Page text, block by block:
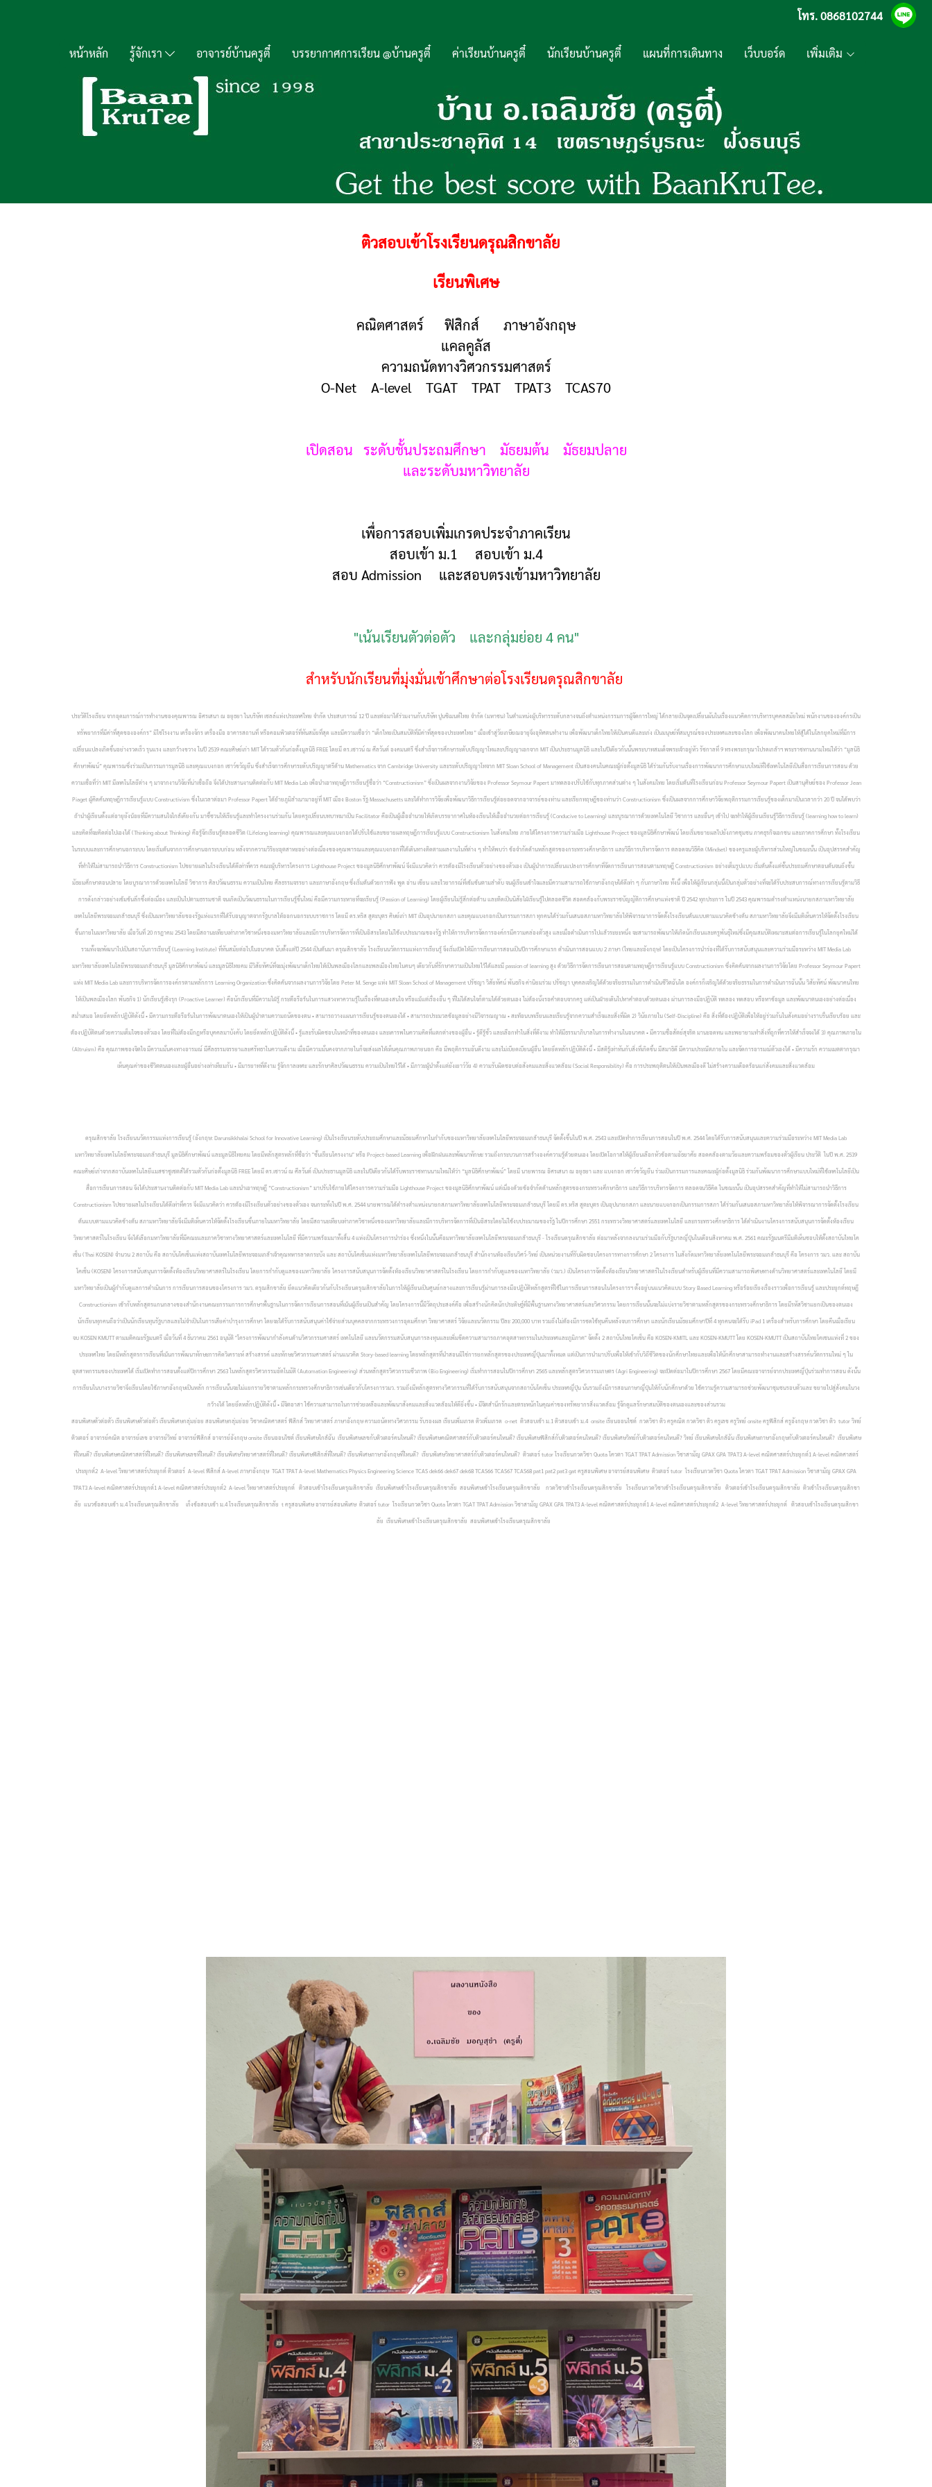
โทร.0868102744
หน้าหลัก รู้จักเรา อาจารย์บ้านครูตี๋ บรรยากาศการเรียน @บ้านครูตี๋ ค่าเรียนบ้านครูตี๋ นักเรียนบ้านครูตี๋ แผนที่การเดินทาง เว็บบอร์ด เพิ่มเติม
ติวสอบเข้าโรงเรียนดรุณสิกขาลัย
เรียนพิเศษ
คณิตศาสตร์ ฟิสิกส์ ภาษาอังกฤษ
แคลคูลัส
ความถนัดทางวิศวกรรมศาสตร์
O-Net A-level TGAT TPAT TPAT3 TCAS70
เปิดสอน ระดับชั้นประถมศึกษา มัธยมต้น มัธยมปลาย
และระดับมหาวิทยาลัย
เพื่อการสอบเพิ่มเกรดประจำภาคเรียน
สอบเข้า ม.1 สอบเข้า ม.4
สอบ Admission และสอบตรงเข้ามหาวิทยาลัย
"เน้นเรียนตัวต่อตัว และกลุ่มย่อย 4 คน"
สำหรับนักเรียนที่มุ่งมั่นเข้าศึกษาต่อโรงเรียนดรุณสิกขาลัย
ประวัติโรงเรียน จากอุดมการณ์การทำงานของคุณพารณ อิศรเสนา ณ อยุธยา ในบริษัท เชลล์แห่งประเทศไทย จำกัด ประสบการณ์ 12 ปี และต่อมาได้ร่วมงานกับบริษัท ปูนซิเมนต์ไทย จำกัด (มหาชน) ในตำแหน่งผู้บริหารระดับกลางจนถึงตำแหน่งกรรมการผู้จัดการใหญ่ ได้กลายเป็นจุดเปลี่ยนผันในเรื่องแนวคิดการบริหารบุคคลสมัยใหม่ พนักงานขององค์กรเป็น
ทรัพยากรที่มีค่าที่สุดขององค์กร” มิใช่โรงงาน เครื่องจักร เครื่องมือ อาคารสถานที่ หรือคอมพิวเตอร์ที่ทันสมัยที่สุด และมีความเชื่อว่า “เด็กไทยเป็นสมบัติที่มีค่าที่สุดของประเทศไทย” เมื่อเข้าสู่วัยเกษียณอายุจึงอุทิศตนทำงาน เพื่อพัฒนาเด็กไทยให้เป็นคนดีและเก่ง เป็นมนุษย์ที่สมบูรณ์ของประเทศและของโลก เพื่อพัฒนาคนไทยให้สู้ได้ในโลกยุคใหม่ที่มีการ
เปลี่ยนแปลงเกิดขึ้นอย่างรวดเร็ว รุนแรง และกว้างขวาง ในปี 2539 คณะศิษย์เก่า MIT ได้รวมตัวกันก่อตั้งมูลนิธิ FREE โดยมี ดร.เชาวน์ ณ ศีลวันต์ องคมนตรี ซึ่งสำเร็จการศึกษาระดับปริญญาโทและปริญญาเอกจาก MIT เป็นประธานมูลนิธิ และในปีเดียวกันนั้นพระบาทสมเด็จพระเจ้าอยู่หัว รัชกาลที่ 9 ทรงพระกรุณาโปรดเกล้าฯ พระราชทานนามใหม่ให้ว่า “มูลนิธิ
ศึกษาพัฒน์” คุณพารณซึ่งร่วมเป็นกรรมการมูลนิธิ และคุณแบงกอก เชาว์ขวัญยืน ซึ่งสำเร็จการศึกษาระดับปริญญาตรีด้าน Mathematics จาก Cambridge University และระดับปริญญาโทจาก MIT Sloan School of Management เป็นสองคนในคณะผู้ก่อตั้งมูลนิธิ ได้ร่วมกันรับงานเรื่องการพัฒนาการศึกษาแบบใหม่ที่ใช้เทคโนโลยีเป็นสื่อการเรียนการสอน ด้วย
ความเชื่อที่ว่า MIT มีเทคโนโลยีต่าง ๆ มาจากงานวิจัยที่น่าเชื่อถือ จึงได้ประสานงานติดต่อกับ MIT Media Lab เพื่อนำเอาทฤษฎีการเรียนรู้ชื่อว่า “Constructionism” ซึ่งเป็นผลจากงานวิจัยของ Professor Seymour Papert มาทดลองปรับใช้กับทุกภาคส่วนต่าง ๆ ในสังคมไทย โดยเริ่มต้นที่โรงเรียนก่อน Professor Seymour Papert เป็นสานุศิษย์ของ Professor Jean
Piaget ผู้คิดค้นทฤษฎีการเรียนรู้แบบ Constructivism ซึ่งในเวลาต่อมา Professor Papert ได้ย้ายภูมิลำเนามาอยู่ที่ MIT เมือง Boston รัฐ Massachusetts และได้ทำการวิจัยเพื่อพัฒนาวิธีการเรียนรู้ต่อยอดจากอาจารย์ของท่าน และเรียกทฤษฎีของท่านว่า Constructionism ซึ่งเป็นผลจากการศึกษาวิจัยพฤติกรรมการเรียนรู้ของเด็กมาเป็นเวลากว่า 20 ปี จนได้พบว่า
ถ้านำผู้เรียนตั้งแต่อายุยังน้อยที่มีความสนใจใกล้เคียงกัน มาชี้ชวนให้เรียนรู้และทำโครงงานร่วมกัน โดยครูเปลี่ยนบทบาทมาเป็น Facilitator คือเป็นผู้เอื้ออำนวยให้เกิดบรรยากาศในห้องเรียนให้เอื้ออำนวยต่อการเรียนรู้ (Conducive to Learning) และบูรณาการด้วยเทคโนโลยี วิชาการ และอื่นๆ เข้าไป จะทำให้ผู้เรียนเรียนรู้วิธีการเรียนรู้ (learning how to learn)
และคิดที่จะคิดต่อไปเองได้ (Thinking about Thinking) คือรู้จักเรียนรู้ตลอดชีวิต (Lifelong learning) คุณพารณและคุณแบงกอกได้ปรับใช้และขยายผลทฤษฎีการเรียนรู้แบบ Constructionism ในสังคมไทย ภายใต้โครงการความร่วมมือ Lighthouse Project ของมูลนิธิศึกษาพัฒน์ โดยเริ่มขยายผลไปยังภาคชุมชน ภาคธุรกิจเอกชน และภาคการศึกษา ทั้งโรงเรียน
ในระบบและการศึกษานอกระบบ โดยเริ่มต้นจากการศึกษานอกระบบก่อน หลังจากความวิริยะอุตสาหะอย่างต่อเนื่องของคุณพารณและคุณแบงกอกที่ได้เดินทางติดตามผลงานในที่ต่าง ๆ ทำให้พบว่า ข้อจำกัดด้านหลักสูตรของกระทรวงศึกษาธิการ และวิธีการบริหารจัดการ ตลอดจนวิธีคิด (Mindset) ของครูและผู้บริหารส่วนใหญ่ในขณะนั้น เป็นอุปสรรคสำคัญ
ที่ทำให้ไม่สามารถนำวิธีการ Constructionism ไปขยายผลในโรงเรียนได้ดีเท่าที่ควร คณะผู้บริหารโครงการ Lighthouse Project ของมูลนิธิศึกษาพัฒน์ จึงมีแนวคิดว่า ควรต้องมีโรงเรียนตัวอย่างของตัวเอง เป็นผู้นำการเปลี่ยนแปลงการศึกษาที่จัดการเรียนการสอนตามทฤษฎี Constructionism อย่างเต็มรูปแบบ เริ่มต้นตั้งแต่ชั้นประถมศึกษาตอนต้นจนถึงชั้น
มัธยมศึกษาตอนปลาย โดยบูรณาการด้วยเทคโนโลยี วิชาการ ศิลปวัฒนธรรม ความเป็นไทย ศีลธรรมจรรยา และภาษาอังกฤษ ซึ่งเริ่มต้นด้วยการฟัง พูด อ่าน เขียน และไวยากรณ์ที่เข้มข้นตามลำดับ จนผู้เรียนเข้าใจและมีความสามารถใช้ภาษาอังกฤษได้ดีเท่า ๆ กับภาษาไทย ทั้งนี้ เพื่อให้ผู้เรียนกลุ่มนี้เป็นกลุ่มตัวอย่างที่จะได้รับประสบการณ์ทางการเรียนรู้ตามวิธี
การดังกล่าวอย่างเข้มข้นลึกซึ้งต่อเนื่อง และเป็นไปตามธรรมชาติ จนเกิดเป็นวัฒนธรรมในการเรียนรู้ขึ้นใหม่ คือมีความกระหายที่จะเรียนรู้ (Passion of Learning) โดยผู้เรียนไม่รู้สึกต่อต้าน และติดเป็นนิสัยใฝ่เรียนรู้ไปตลอดชีวิต สอดคล้องกับพระราชบัญญัติการศึกษาแห่งชาติ ปี 2542 ทุกประการ ในปี 2543 คุณพารณดำรงตำแหน่งนายกสภามหาวิทยาลัย
เทคโนโลยีพระจอมเกล้าธนบุรี ซึ่งเป็นมหาวิทยาลัยของรัฐแห่งแรกที่ได้รับอนุญาตจากรัฐบาลให้ออกนอกระบบราชการ โดยมี ดร.หริส สูตะบุตร ศิษย์เก่า MIT เป็นอุปนายกสภา และคุณแบงกอกเป็นกรรมการสภา ทุกคนได้ร่วมกันเสนอสภามหาวิทยาลัยให้พิจารณาการจัดตั้งโรงเรียนต้นแบบตามแนวคิดข้างต้น สภามหาวิทยาลัยจึงมีมติเห็นควรให้จัดตั้งโรงเรียน
ขึ้นภายในมหาวิทยาลัย เมื่อวันที่ 20 กรฎาคม 2543 โดยมีสถานะเทียบเท่าภาควิชาหนึ่งของมหาวิทยาลัยและมีการบริหารจัดการที่เป็นอิสระโดยไม่ใช้งบประมาณของรัฐ ทำให้การบริหารจัดการองค์กรมีความคล่องตัวสูง และเมื่อดำเนินการไปแล้วระยะหนึ่ง จะสามารถพัฒนาให้เกิดนักเรียนและครูพันธุ์ใหม่ซึ่งมีคุณสมบัติเหมาะสมต่อการเรียนรู้ในโลกยุคใหม่ได้
รวมทั้งจะพัฒนาไปเป็นสถาบันการเรียนรู้ (Learning Institute) ที่ทันสมัยต่อไปในอนาคต นับตั้งแต่ปี 2544 เป็นต้นมา ดรุณสิกขาลัย โรงเรียนนวัตกรรมแห่งการเรียนรู้ จึงเริ่มเปิดให้มีการเรียนการสอนเป็นปีการศึกษาแรก ดำเนินการสอนแบบ 2 ภาษา (ไทยและอังกฤษ) โดยเป็นโครงการนำร่องที่ได้รับการสนับสนุนและความร่วมมือระหว่าง MIT Media Lab
มหาวิทยาลัยเทคโนโลยีพระจอมเกล้าธนบุรี มูลนิธิศึกษาพัฒน์ และมูลนิธิไทยคม มีวิสัยทัศน์ที่จะมุ่งพัฒนาเด็กไทยให้เป็นพลเมืองโลกและพลเมืองไทยในคนๆ เดียวกันที่รักษาความเป็นไทยไว้ได้และมี passion of learning สูง ด้วยวิธีการจัดการเรียนการสอนตามทฤษฎีการเรียนรู้แบบ Constructionism ซึ่งคิดค้นจากผลงานการวิจัยโดย Professor Seymour Papert
แห่ง MIT Media Lab และการบริหารจัดการองค์กรตามหลักการ Learning Organization ซึ่งคิดค้นจากผลงานการวิจัยโดย Peter M. Senge แห่ง MIT Sloan School of Managementปรัชญา วิสัยทัศน์ พันธกิจ ค่านิยมร่วม ปรัชญา บุคคลเจริญได้ด้วยจริยธรรมในการดำเนินชีวิตฉันใด องค์กรก็เจริญได้ด้วยจริยธรรมในการดำเนินการฉันนั้น วิสัยทัศน์ พัฒนาคนไทย
ให้เป็นพลเมืองโลก พันธกิจ 1) นักเรียนรู้เชิงรุก (Proactive Learner) คือนักเรียนที่มีความใฝ่รู้ กระตือรือร้นในการแสวงหาความรู้ในเรื่องที่ตนเองสนใจ หรือแม้แต่เรื่องอื่น ๆ ที่ไม่ได้สนใจก็ตามได้ด้วยตนเอง ไม่ต้องนั่งรอคำตอบจากครู แต่เป็นฝ่ายเดินไปหาคำตอบด้วยตนเอง ผ่านการลงมือปฏิบัติ ทดลอง ทดสอบ หรือหาข้อมูล และพัฒนาตนเองอย่างต่อเนื่อง
สม่ำเสมอ โดยยึดหลักปฏิบัติดังนี้ • มีความกระตือรือร้นในการพัฒนาตนเองให้เป็นผู้นำตามความถนัดของตน • สามารถวางแผนการเรียนรู้ของตนเองได้ • สามารถประมวลข้อมูลอย่างมีวิจารณญาณ • สะท้อนบทเรียนและเรียนรู้จากความสำเร็จและสิ่งที่ผิด 2) วินัยภายใน (Self-Discipline) คือ สิ่งที่ต้องปฏิบัติเพื่อให้อยู่ร่วมกันในสังคมอย่างราบรื่นเรียบร้อย และ
ต้องปฏิบัติตนด้วยความเต็มใจของตัวเอง โดยที่ไม่ต้องมีกฎหรือบุคคลมาบังคับ โดยยึดหลักปฏิบัติดังนี้ • รู้และรับผิดชอบในหน้าที่ของตนเอง และเคารพในความคิดที่แตกต่างของผู้อื่น • รู้ดีรู้ชั่ว และเลือกทำในสิ่งที่ดีงาม ทำให้มีธรรมาภิบาลในการทำงานในอนาคต • มีความซื่อสัตย์สุจริต มานะอดทน และพยายามทำสิ่งที่ถูกที่ควรให้สำเร็จจงได้ 3) คุณภาพภายใน
(Altruism) คือ คุณภาพของจิตใจ มีความมั่นคงทางอารมณ์ มีศีลธรรมจรรยาและศรัทธาในความดีงาม เมื่อมีความมั่นคงจากภายในก็จะส่งผลให้เห็นคุณภาพภายนอก คือ มีพฤติกรรมอันดีงาม และไม่เบียดเบียนผู้อื่น โดยยึดหลักปฏิบัติดังนี้ • มีสติรู้เท่าทันกับสิ่งที่เกิดขึ้น มีสมาธิดี มีความประณีตภายใน และจัดการอารมณ์ตัวเองได้ • มีความรัก ความเมตตากรุณา
เห็นคุณค่าของชีวิตตนเองและผู้อื่นอย่างเท่าเทียมกัน • มีมารยาทที่ดีงาม รู้จักกาลเทศะ และรักษาศิลปวัฒนธรรม ความเป็นไทยไว้ได้ • มีภาวะผู้นำตั้งแต่ยังเยาว์วัย 4) ความรับผิดชอบต่อสังคมและสิ่งแวดล้อม (Social Responsibility) คือ การประพฤติตนให้เป็นพลเมืองดี ไม่สร้างความเดือดร้อนแก่สังคมและสิ่งแวดล้อม
ดรุณสิกขาลัย โรงเรียนนวัตกรรมแห่งการเรียนรู้ (อังกฤษ: Darunsikkhalai School for Innovative Learning) เป็นโรงเรียนระดับประถมศึกษาและมัธยมศึกษาในกำกับของมหาวิทยาลัยเทคโนโลยีพระจอมเกล้าธนบุรี จัดตั้งขึ้นในปี พ.ศ. 2543 และเปิดทำการเรียนการสอนในปี พ.ศ. 2544 โดยได้รับการสนับสนุนและความร่วมมือระหว่าง MIT Media Lab
มหาวิทยาลัยเทคโนโลยีพระจอมเกล้าธนบุรี มูลนิธิศึกษาพัฒน์ และมูลนิธิไทยคม โดยมีหลักสูตรหลักที่ชื่อว่า "ชั้นเรียนโครงงาน" หรือ Project-based Learning เพื่อฝึกฝนและพัฒนาทักษะ รวมถึงกระบวนการสร้างองค์ความรู้ด้วยตนเอง โดยเปิดโอกาสให้ผู้เรียนเลือกหัวข้อตามอัธยาศัย สอดคล้องตามวัยและความพร้อมของตัวผู้เรียนประวัติ ในปี พ.ศ. 2539
คณะศิษย์เก่าจากสถาบันเทคโนโลยีแมสซาชูเซตส์ได้รวมตัวกันก่อตั้งมูลนิธิ FREE โดยมี ดร.เชาวน์ ณ ศีลวันต์ เป็นประธานมูลนิธิ และในปีเดียวกันได้รับพระราชทานนามใหม่ให้ว่า “มูลนิธิศึกษาพัฒน์” โดยมี นายพารณ อิศรเสนา ณ อยุธยา และ แบงกอก เชาว์ขวัญยืน ร่วมเป็นกรรมการและคณะผู้ก่อตั้งมูลนิธิ ร่วมกันพัฒนาการศึกษาแบบใหม่ที่ใช้เทคโนโลยีเป็น
สื่อการเรียนการสอน จึงได้ประสานงานติดต่อกับ MIT Media Lab และนำเอาทฤษฎี “Constructionism” มาปรับใช้ภายใต้โครงการความร่วมมือ Lighthouse Project ของมูลนิธิศึกษาพัฒน์ แต่เนื่องด้วยข้อจำกัดด้านหลักสูตรของกระทรวงศึกษาธิการ และวิธีการบริหารจัดการ ตลอดจนวิธีคิด ในขณะนั้น เป็นอุปสรรคสำคัญที่ทำให้ไม่สามารถนำวิธีการ
Constructionism ไปขยายผลในโรงเรียนได้ดีเท่าที่ควร จึงมีแนวคิดว่า ควรต้องมีโรงเรียนตัวอย่างของตัวเอง จนกระทั่งในปี พ.ศ. 2544 นายพารณได้ดำรงตำแหน่งนายกสภามหาวิทยาลัยเทคโนโลยีพระจอมเกล้าธนบุรี โดยมี ดร.หริส สูตะบุตร เป็นอุปนายกสภา และนายแบงกอกเป็นกรรมการสภา ได้ร่วมกันเสนอสภามหาวิทยาลัยให้พิจารณาการจัดตั้งโรงเรียน
ต้นแบบตามแนวคิดข้างต้น สภามหาวิทยาลัยจึงมีมติเห็นควรให้จัดตั้งโรงเรียนขึ้นภายในมหาวิทยาลัย โดยมีสถานะเทียบเท่าภาควิชาหนึ่งของมหาวิทยาลัยและมีการบริหารจัดการที่เป็นอิสระโดยไม่ใช้งบประมาณของรัฐ ในปีการศึกษา 2551 กระทรวงวิทยาศาสตร์และเทคโนโลยี และกระทรวงศึกษาธิการ ได้ดำเนินงานโครงการสนับสนุนการจัดตั้งห้องเรียน
วิทยาศาสตร์ในโรงเรียน จึงได้เลือกมหาวิทยาลัยที่มีคณะและภาควิชาทางวิทยาศาสตร์และเทคโนโลยี ที่มีความพร้อมมาทั้งสิ้น 4 แห่งเป็นโครงการนำร่อง ซึ่งหนึ่งในนั้นคือมหาวิทยาลัยเทคโนโลยีพระจอมเกล้าธนบุรี - โรงเรียนดรุณสิกขาลัย ต่อมาหลังจากลงนามร่วมมือกับรัฐบาลญี่ปุ่นในเดือนสิงหาคม พ.ศ. 2561 คณะรัฐมนตรีมีมติเห็นชอบให้ตั้งสถาบันไทยโค
เซ็น (Thai KOSEN) จำนวน 2 สถาบัน คือ สถาบันโคเซ็นแห่งสถาบันเทคโนโลยีพระจอมเกล้าเจ้าคุณทหารลาดกระบัง และ สถาบันโคเซ็นแห่งมหาวิทยาลัยเทคโนโลยีพระจอมเกล้าธนบุรีสำนักงานห้องเรียนวิศว์-วิทย์ เป็นหน่วยงานที่รับผิดชอบโครงการทางการศึกษา 2 โครงการ ในสังกัดมหาวิทยาลัยเทคโนโลยีพระจอมเกล้าธนบุรี คือ โครงการ วมว. และ สถาบัน
โคเซ็น (KOSEN) โครงการสนับสนุนการจัดตั้งห้องเรียนวิทยาศาสตร์ในโรงเรียน โดยการกำกับดูแลของมหาวิทยาลัย โครงการสนับสนุนการจัดตั้งห้องเรียนวิทยาศาสตร์ในโรงเรียน โดยการกำกับดูแลของมหาวิทยาลัย (วมว.) เป็นโครงการจัดตั้งห้องเรียนวิทยาศาสตร์ในโรงเรียนสำหรับผู้เรียนที่มีความสามารถพิเศษทางด้านวิทยาศาสตร์และเทคโนโลยี โดยมี
มหาวิทยาลัยเป็นผู้กำกับดูแลการดำเนินการ การเรียนการสอนของโครงการ วมว. ดรุณสิกขาลัย ยึดแนวคิดเดียวกันกับโรงเรียนดรุณสิกขาลัยในการให้ผู้เรียนเป็นศูนย์กลางและการเรียนรู้ผ่านการลงมือปฏิบัติหลักสูตรที่ใช้ในการเรียนการสอนในโครงการฯ ตั้งอยู่บนแนวคิดแบบ Story Based Learning หรือร้อยเรียงเรื่องราวเพื่อการเรียนรู้ และประยุกต์ทฤษฎี
Constructionism เข้ากับหลักสูตรแกนกลางของสำนักงานคณะกรรมการการศึกษาพื้นฐานในการจัดการเรียนการสอนที่เน้นผู้เรียนเป็นสำคัญ โดยโครงการนี้มีวัตถุประสงค์คือ เพื่อสร้างนักคิดนักประดิษฐ์ที่มีพื้นฐานทางวิทยาศาสตร์และวิศวกรรม โดยการเรียนนั้นจะไม่แบ่งรายวิชาตามหลักสูตรของกระทรวงศึกษาธิการ โดยมีรหัสวิชาแยกเป็นของตนเอง
นักเรียนทุกคนถือว่าเป็นนักเรียนทุนรัฐบาลและไม่จำเป็นในการเสียค่าบำรุงการศึกษา โดยจะได้รับการสนับสนุนค่าใช้จ่ายส่วนบุคคลจากกระทรวงการอุดมศึกษา วิทยาศาสตร์ วิจัยและนวัตกรรม ปีละ 200,000 บาท รวมถึงไม่ต้องมีการชดใช้ทุนคืนหลังจบการศึกษา และนักเรียนมัธยมศึกษาปีที่ 4 ทุกคนจะได้รับ iPad 1 เครื่องสำหรับการศึกษา โดยคืนเมื่อเรียน
จบ KOSEN KMUTT ตามมติคณะรัฐมนตรี เมื่อวันที่ 4 ธันวาคม 2561 อนุมัติ "โครงการพัฒนากำลังคนด้านวิศวกรรมศาสตร์ เทคโนโลยี และนวัตกรรมสนับสนุนการลงทุนและเพิ่มขีดความสามารถภาคอุตสาหกรรมในประเทศและภูมิภาค" จัดตั้ง 2 สถาบันไทยโคเซ็น คือ KOSEN-KMITL และ KOSEN-KMUTT โดย KOSEN-KMUTT เป็นสถาบันไทยโคเซนแห่งที่ 2 ของ
ประเทศไทย โดยมีหลักสูตรการเรียนที่เน้นการพัฒนาทักษะการคิดวิเคราะห์ สร้างสรรค์ และทักษะวิศวกรรมศาสตร์ ผ่านแนวคิด Story-based learning โดยหลักสูตรที่นำสอนมิใช่การยกหลักสูตรของประเทศญี่ปุ่นมาทั้งหมด แต่เป็นการนำมาปรับเพื่อให้เข้ากับวิถีชีวิตของนักศึกษาไทยและเพื่อให้นักศึกษาสามารถทำงานและสร้างสรรค์นวัตกรรมใหม่ ๆ ใน
อุตสาหกรรมของประเทศได้ เริ่มเปิดทำการสอนตั้งแต่ปีการศึกษา 2563 ในหลักสูตรวิศวกรรมอัตโนมัติ (Automation Engineering) ส่วนหลักสูตรวิศวกรรมชีวภาพ (Bio Engineering) เริ่มทำการสอนในปีการศึกษา 2565 และหลักสูตรวิศวกรรมเกษตร (Agri Engineering) จะเปิดต่อมาในปีการศึกษา 2567 โดยมีคณะอาจารย์จากประเทศญี่ปุ่นร่วมทำการสอน ดังนั้น
การเรียนในบางรายวิชาจึงเรียนโดยใช้ภาษาอังกฤษเป็นหลัก การเรียนนั้นจะไม่แยกรายวิชาตามหลักกระทรวงศึกษาธิการเช่นเดียวกับโครงการวมว. รวมถึงมีหลักสูตรทางวิศวกรรมที่ได้รับการสนับสนุนจากสถาบันโคเซ็น ประเทศญี่ปุ่น นั่นรวมถึงมีการสอนภาษาญี่ปุ่นให้กับนักศึกษาด้วย ใช้ความรู้ความสามารถช่วยพัฒนาชุมชนรอบตัวและ ขยายไปสู่สังคมในวง
กว้างได้ โดยยึดหลักปฏิบัติดังนี้ • มีจิตอาสา ใช้ความสามารถในการช่วยเหลือและพัฒนาสังคมและสิ่งแวดล้อมให้ดียิ่งขึ้น • มีจิตสำนึกรักและตระหนักในคุณค่าของทรัพยากรสิ่งแวดล้อม รู้จักดูแลรักษาสมบัติของตนเองและของส่วนรวม
สอนพิเศษตัวต่อตัว เรียนพิเศษตัวต่อตัว เรียนพิเศษกลุ่มย่อย สอนพิเศษกลุ่มย่อย วิชาคณิตศาสตร์ ฟิสิกส์ วิทยาศาสตร์ ภาษาอังกฤษ ความถนัดทางวิศวกรรม รับรองผล เรียนเพิ่มเกรด ติวเพิ่มเกรด o-net ติวสอบเข้า ม.1 ติวสอบเข้า ม.4 onsite เรียนออนไซต์ กวดวิชา ติว ครูคณิต กวดวิชา ติว ครูเลข ครูวิทย์ onsite ครูฟิสิกส์ ครูอังกฤษ กวดวิชา ติว tutor วิทย์
ติวเตอร์ อาจารย์คณิต อาจารย์เลข อาจารย์วิทย์ อาจารย์ฟิสิกส์ อาจารย์อังกฤษ onsite เรียนออนไซต์ เรียนพิเศษใกล้ฉัน เรียนพิเศษเลขกับติวเตอร์คนไหนดี? เรียนพิเศษคณิตศาสตร์กับติวเตอร์คนไหนดี? เรียนพิเศษฟิสิกส์กับติวเตอร์คนไหนดี? เรียนพิเศษวิทย์กับติวเตอร์คนไหนดี? วิทย์ เรียนพิเศษใกล้ฉัน เรียนพิเศษภาษาอังกฤษกับติวเตอร์คนไหนดี? เรียนพิเศษ
ที่ไหนดี? เรียนพิเศษคณิตศาสตร์ที่ไหนดี? เรียนพิเศษเลขที่ไหนดี? เรียนพิเศษวิทยาศาสตร์ที่ไหนดี? เรียนพิเศษฟิสิกส์ที่ไหนดี? เรียนพิเศษภาษาอังกฤษที่ไหนดี? เรียนพิเศษวิทยาศาสตร์กับติวเตอร์คนไหนดี? ติวเตอร์ tutor โรงเรียนกวดวิชา Quota โควตา TGAT TPAT Admission วิชาสามัญ GPAX GPA TPAT3 A-level คณิตศาสตร์ประยุกต์1 A-level คณิตศาสตร์
ประยุกต์2 A-level วิทยาศาสตร์ประยุกต์ ติวเตอร์ A-level ฟิสิกส์ A-level ภาษาอังกฤษ TGAT TPAT A-level Mathematics Physics Engineering Science TCAS dek66 dek67 dek68 TCAS66 TCAS67 TCAS68 pat1 pat2 pat3 gat ครูสอนพิเศษ อาจารย์สอนพิเศษ ติวเตอร์ tutor โรงเรียนกวดวิชา Quota โควตา TGAT TPAT Admission วิชาสามัญ GPAX GPA
TPAT3 A-level คณิตศาสตร์ประยุกต์1 A-level คณิตศาสตร์ประยุกต์2 A-level วิทยาศาสตร์ประยุกต์ ติวสอบเข้าโรงเรียนดรุณสิกขาลัย เรียนพิเศษเข้าโรงเรียนดรุณสิกขาลัย สอนพิเศษเข้าโรงเรียนดรุณสิกขาลัย กวดวิชาเข้าโรงเรียนดรุณสิกขาลัย โรงเรียนกวดวิชาเข้าโรงเรียนดรุณสิกขาลัย ติวเตอร์เข้าโรงเรียนดรุณสิกขาลัย ติวเข้าโรงเรียนดรุณสิกขา
ลัย แนวข้อสอบเข้า ม.4 โรงเรียนดรุณสิกขาลัย เก็งข้อสอบเข้า ม.4 โรงเรียนดรุณสิกขาลัย t ครูสอนพิเศษ อาจารย์สอนพิเศษ ติวเตอร์ tutor โรงเรียนกวดวิชา Quota โควตา TGAT TPAT Admission วิชาสามัญ GPAX GPA TPAT3 A-level คณิตศาสตร์ประยุกต์1 A-level คณิตศาสตร์ประยุกต์2 A-level วิทยาศาสตร์ประยุกต์ ติวสอบเข้าโรงเรียนดรุณสิกขา
ลัย เรียนพิเศษเข้าโรงเรียนดรุณสิกขาลัย สอนพิเศษเข้าโรงเรียนดรุณสิกขาลัย